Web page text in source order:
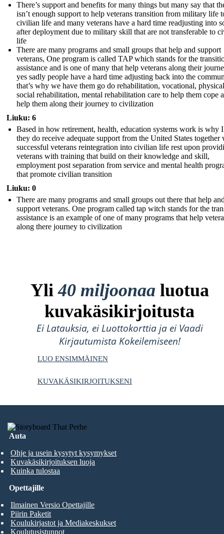
There’s support and benefits for many things but many say that
isn’t enough support to help veterans transition from military life
civilian life and many veterans have a hard time readjusting into
after deployment due to military skill that are not transferable to
life
There are many programs and small groups that help and support
veterans, One program is called TAP which stands for the
assistance and is one of many that help veterans along their
yes sadly people have a hard time adjusting back into the
that’s why we have them go do rehabilitation, vocational,
social rehabilitation, mental rehabilitation care to help them cope
help them along their journey to civilization
Liuku: 6
Based in how retirement, health, education systems work is why
they do receive adequate support from the United States together
successful veterans reintegration into civilian life rest upon
veterans with training that build on their knowledge and skill,
employment post separation from service and mental health
that promote civilian transition
Liuku: 0
There are many programs and small groups out there that help
support veterans. One program called tap witch stands for the
assistance is an example of one of many programs that help
along there journey to civilization
Yli40 miljoonaa luotua
kuvakäsikirjoitusta
Ei Latauksia, ei Luottokorttia ja ei Vaadi
Kirjautumista Kokeilemiseen!
LUO ENSIMMÄINEN
KUVAKÄSIKIRJOITUKSENI
Auta
Ohje ja usein kysytyt kysymykset
Kuvakäsikirjoituksen luoja
Kuinka tulostaa
Opettajille
Ilmainen Versio Opettajille
Piirin Paketit
Koulukirjastot ja Mediakeskukset
Koulutusistunnot